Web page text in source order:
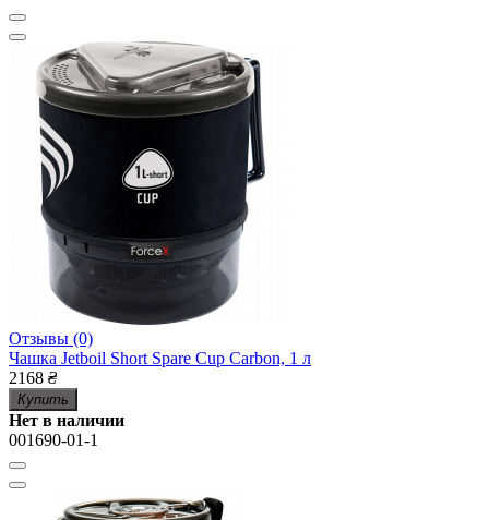
Отзывы (0)
Чашка Jetboil Short Spare Cup Carbon, 1 л
2168 ₴
Купить
Нет в наличии
001690-01-1